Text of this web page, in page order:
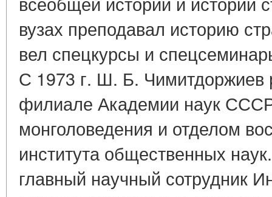
вузах преподавал историю
вел спецкурсы и
С 1973 г. Ш. Б. Чимитдоржиев
филиале Академии наук
монголоведения и отделом
института общественных
главный научный сотрудник